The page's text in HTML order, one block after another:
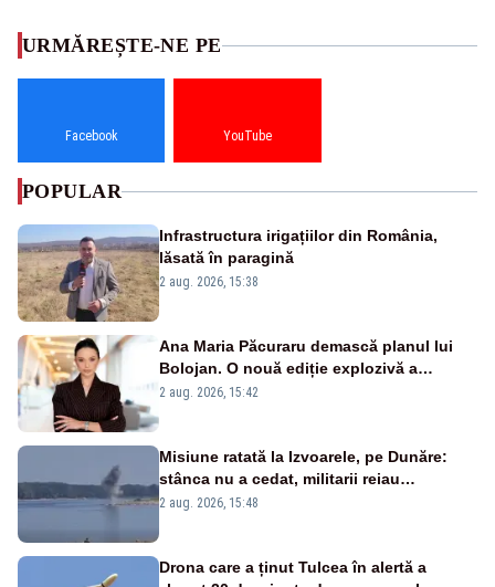
URMĂREȘTE-NE PE
Facebook YouTube
POPULAR
Infrastructura irigațiilor din România,
lăsată în paragină
2 aug. 2026, 15:38
Ana Maria Păcuraru demască planul lui
Bolojan. O nouă ediție explozivă a
emisiunii „Miza Zilei” la Realitatea PLUS
2 aug. 2026, 15:42
Misiune ratată la Izvoarele, pe Dunăre:
stânca nu a cedat, militarii reiau
detonările luni – VIDEO
2 aug. 2026, 15:48
Drona care a ținut Tulcea în alertă a